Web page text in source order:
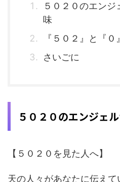
５０２０のエン
味
『５０２』と『０
さいごに
５０２０のエンジェ
【５０２０を見た人へ】
天の人々があなたに伝えて